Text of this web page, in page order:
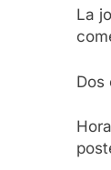
La
Dos